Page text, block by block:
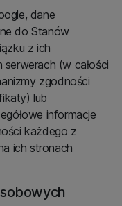
dane
do Stanów
z ich
(w całości
zgodności
lub
informacje
każdego z
ich stronach